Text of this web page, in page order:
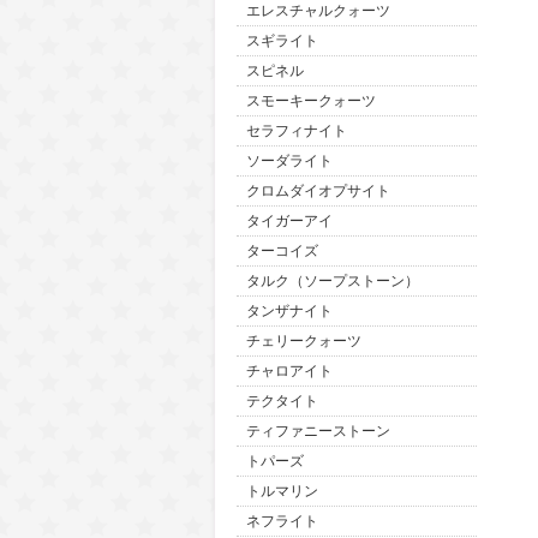
エレスチャルクォーツ
スギライト
スピネル
スモーキークォーツ
セラフィナイト
ソーダライト
クロムダイオプサイト
タイガーアイ
ターコイズ
タルク（ソープストーン）
タンザナイト
チェリークォーツ
チャロアイト
テクタイト
ティファニーストーン
トパーズ
トルマリン
ネフライト